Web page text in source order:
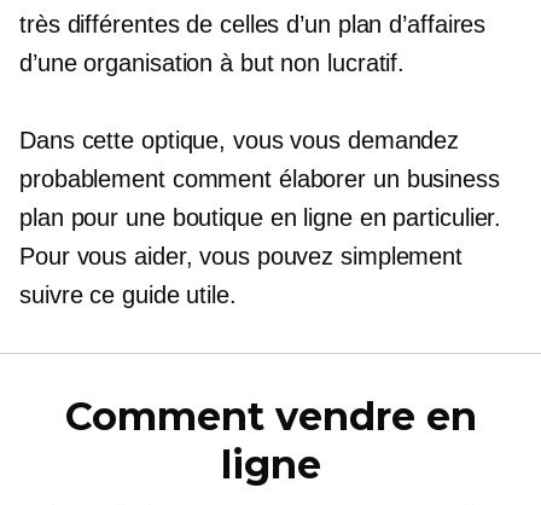
très différentes de celles d’un plan d’affaires
d’une organisation à but non lucratif.
Dans cette optique, vous vous demandez
probablement comment élaborer un business
plan pour une boutique en ligne en particulier.
Pour vous aider, vous pouvez simplement
suivre ce guide utile.
Comment vendre en
ligne